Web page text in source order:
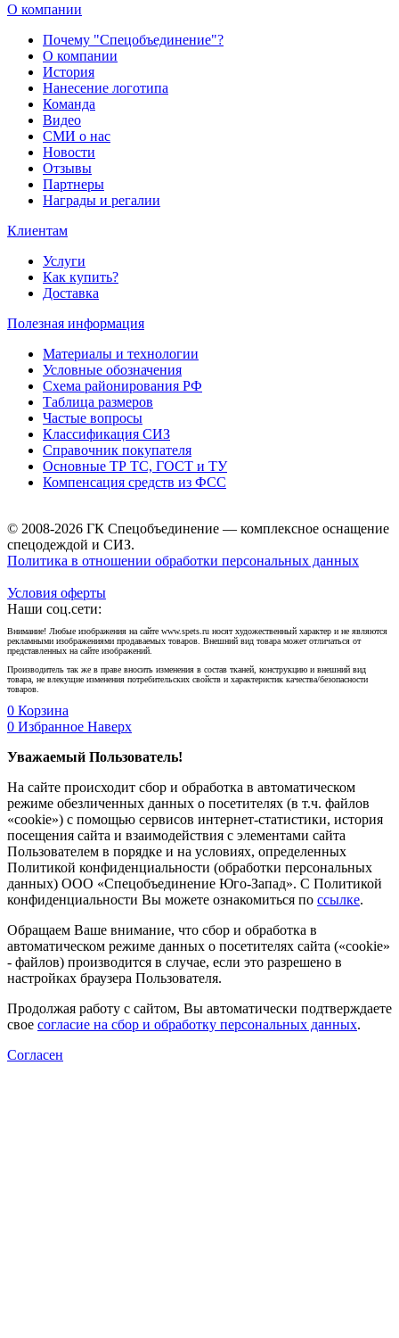
О компании
Почему "Спецобъединение"?
О компании
История
Нанесение логотипа
Команда
Видео
СМИ о нас
Новости
Отзывы
Партнеры
Награды и регалии
Клиентам
Услуги
Как купить?
Доставка
Полезная информация
Материалы и технологии
Условные обозначения
Схема районирования РФ
Таблица размеров
Частые вопросы
Классификация СИЗ
Справочник покупателя
Основные ТР ТС, ГОСТ и ТУ
Компенсация средств из ФСС
© 2008-2026 ГК Спецобъединение — комплексное оснащение
спецодеждой и СИЗ.
Политика в отношении обработки персональных данных
Условия оферты
Наши соц.сети:
Внимание! Любые изображения на сайте www.spets.ru носят художественный характер и не являются
рекламными изображениями продаваемых товаров. Внешний вид товара может отличаться от
представленных на сайте изображений.
Производитель так же в праве вносить изменения в состав тканей, конструкцию и внешний вид
товара, не влекущие изменения потребительских свойств и характеристик качества/безопасности
товаров.
0 Корзина
0 Избранное Наверх
Уважаемый Пользователь!
На сайте происходит сбор и обработка в автоматическом
режиме обезличенных данных о посетителях (в т.ч. файлов
«cookie») с помощью сервисов интернет-статистики, история
посещения сайта и взаимодействия с элементами сайта
Пользователем в порядке и на условиях, определенных
Политикой конфиденциальности (обработки персональных
данных) ООО «Спецобъединение Юго-Запад». С Политикой
конфиденциальности Вы можете ознакомиться по ссылке.
Обращаем Ваше внимание, что сбор и обработка в
автоматическом режиме данных о посетителях сайта («cookie»
- файлов) производится в случае, если это разрешено в
настройках браузера Пользователя.
Продолжая работу с сайтом, Вы автоматически подтверждаете
свое согласие на сбор и обработку персональных данных.
Согласен